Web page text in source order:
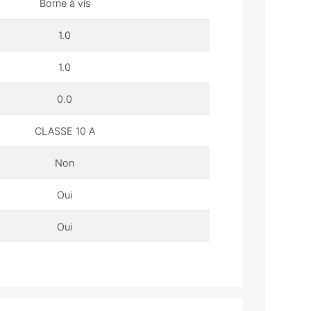
Borne à vis
1.0
1.0
0.0
CLASSE 10 A
Non
Oui
Oui